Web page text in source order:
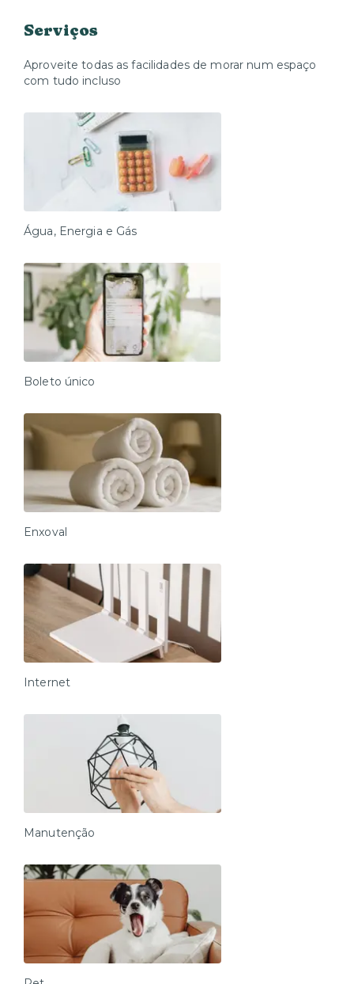
Serviços
Aproveite todas as facilidades de morar num espaço
com tudo incluso
Água, Energia e Gás
Boleto único
Enxoval
Internet
Manutenção